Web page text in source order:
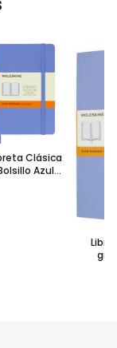
Clásica
Azul